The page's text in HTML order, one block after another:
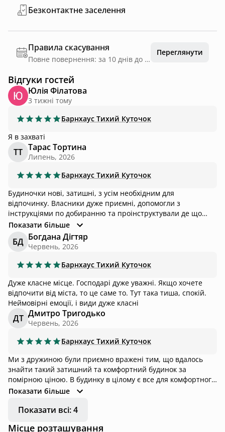
Безконтактне заселення
Правила скасування
Повне повернення: за 10 днів до дати заїзду
Переглянути
Відгуки гостей
Юлія Філатова
3 тижні тому
Барнхаус Тихий Куточок
Я в захваті
ТТ Тарас Тортина
Липень, 2026
Барнхаус Тихий Куточок
Будиночки нові, затишні, з усім необхідним для
відпочинку. Власники дуже приємні, допомогли з
інструкціями по добиранню та проінструктували де що
лежить:) Відпочивали у двох - було дуже затишно та
атмосферно. Вид з вікна та з тераси - особливе
задоволення. Однозначно, рекомендуємо!
Показати більше
БД Богдана Дігтяр
Червень, 2026
Барнхаус Тихий Куточок
Дуже класне місце. Господарі дуже уважні. Якщо хочете
відпочити від міста, то це саме то. Тут така тиша, спокій.
Неймовірні емоції, і види дуже класні
ДТ Дмитро Тригодько
Червень, 2026
Барнхаус Тихий Куточок
Ми з дружиною були приємно вражені тим, що вдалось
знайти такий затишний та комфортний будинок за
помірною ціною. В будинку в цілому є все для комфортного
проживання, тож ми гарно та безтурботно відпочивали.
допомогти по всім питанням. Єдине що потрібно
дорога, яку подолають не всі авто, але власники теж за
Показати більше
Показати всі: 4
Місце розташування